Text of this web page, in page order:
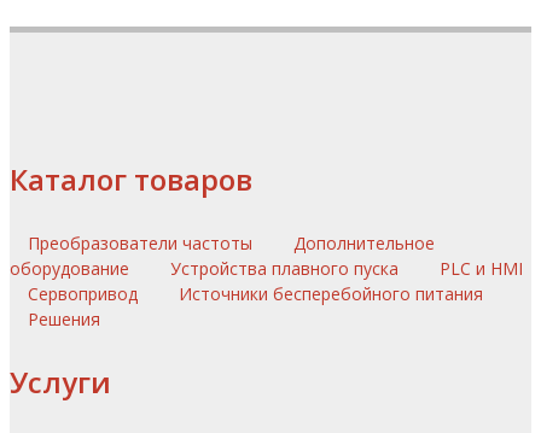
Каталог товаров
Преобразователи частоты
Дополнительное
оборудование
Устройства плавного пуска
PLC и HMI
Сервопривод
Источники бесперебойного питания
Решения
Услуги